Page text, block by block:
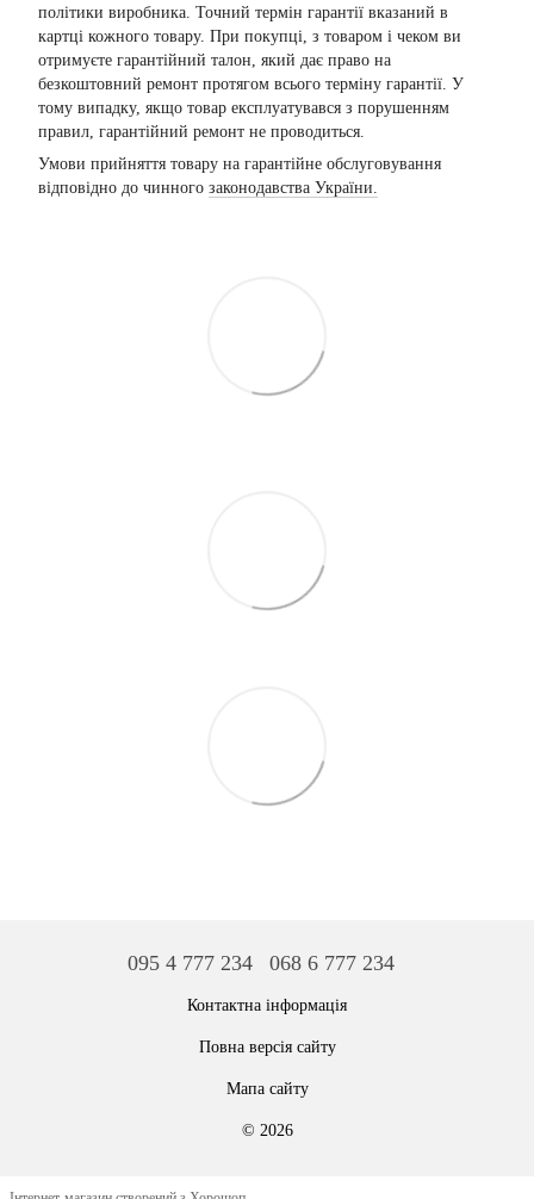
політики виробника. Точний термін гарантії вказаний в
картці кожного товару. При покупці, з товаром і чеком ви
отримуєте гарантійний талон, який дає право на
безкоштовний ремонт протягом всього терміну гарантії. У
тому випадку, якщо товар експлуатувався з порушенням
правил, гарантійний ремонт не проводиться.
Умови прийняття товару на гарантійне обслуговування
відповідно до чинного законодавства України.
095 4 777 234 068 6 777 234
Контактна інформація
Повна версія сайту
Мапа сайту
© 2026